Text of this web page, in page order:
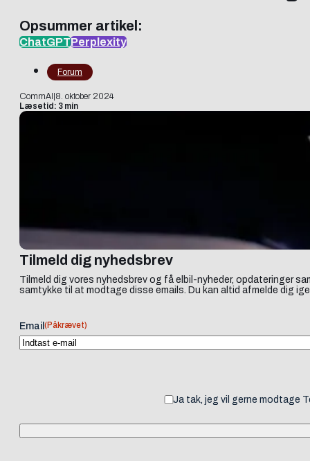
Opsummer artikel:
ChatGPTPerplexity
Forum
CommAI 8. oktober 2024
Læsetid: 3 min
Tilmeld dig nyhedsbrev
Tilmeld dig vores nyhedsbrev og få elbil-nyheder, opdateringer
samtykke til at modtage disse emails. Du kan altid afmelde dig
Email (Påkrævet)
Ja tak, jeg vil gerne modtage